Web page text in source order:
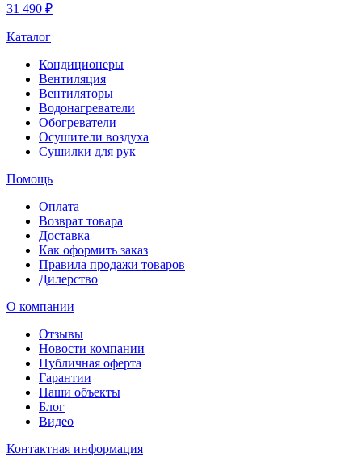
31 490 ₽
Каталог
Кондиционеры
Вентиляция
Вентиляторы
Водонагреватели
Обогреватели
Осушители воздуха
Сушилки для рук
Помощь
Оплата
Возврат товара
Доставка
Как оформить заказ
Правила продажи товаров
Дилерство
О компании
Отзывы
Новости компании
Публичная оферта
Гарантии
Наши объекты
Блог
Видео
Контактная информация